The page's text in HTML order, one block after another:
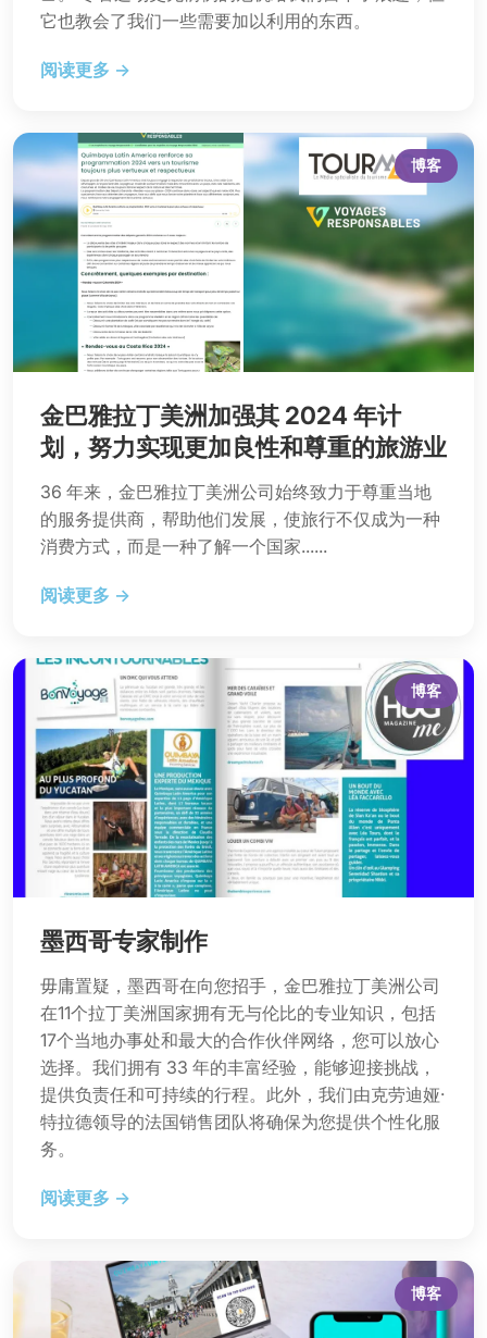
它也教会了我们一些需要加以利用的东西。
阅读更多 →
博客
金巴雅拉丁美洲加强其 2024 年计
划，努力实现更加良性和尊重的旅游业
36 年来，金巴雅拉丁美洲公司始终致力于尊重当地
的服务提供商，帮助他们发展，使旅行不仅成为一种
消费方式，而是一种了解一个国家......
阅读更多 →
博客
墨西哥专家制作
毋庸置疑，墨西哥在向您招手，金巴雅拉丁美洲公司
在11个拉丁美洲国家拥有无与伦比的专业知识，包括
17个当地办事处和最大的合作伙伴网络，您可以放心
选择。我们拥有 33 年的丰富经验，能够迎接挑战，
提供负责任和可持续的行程。此外，我们由克劳迪娅·
特拉德领导的法国销售团队将确保为您提供个性化服
务。
阅读更多 →
博客